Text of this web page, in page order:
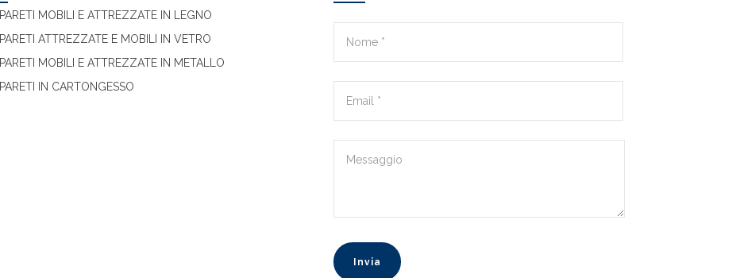
PARETI MOBILI E ATTREZZATE IN LEGNO
PARETI ATTREZZATE E MOBILI IN VETRO
PARETI MOBILI E ATTREZZATE IN METALLO
PARETI IN CARTONGESSO